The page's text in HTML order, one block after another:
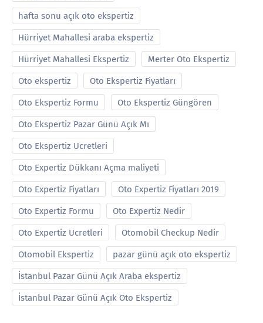
hafta sonu açık oto ekspertiz
Hürriyet Mahallesi araba ekspertiz
Hürriyet Mahallesi Ekspertiz Merter Oto Ekspertiz
Oto ekspertiz Oto Ekspertiz Fiyatları
Oto Ekspertiz Formu Oto Ekspertiz Güngören
Oto Ekspertiz Pazar Günü Açık Mı
Oto Ekspertiz Ucretleri
Oto Expertiz Dükkanı Açma maliyeti
Oto Expertiz Fiyatları Oto Expertiz Fiyatları 2019
Oto Expertiz Formu Oto Expertiz Nedir
Oto Expertiz Ucretleri Otomobil Checkup Nedir
Otomobil Ekspertiz pazar günü açık oto ekspertiz
İstanbul Pazar Günü Açık Araba ekspertiz
İstanbul Pazar Günü Açık Oto Ekspertiz